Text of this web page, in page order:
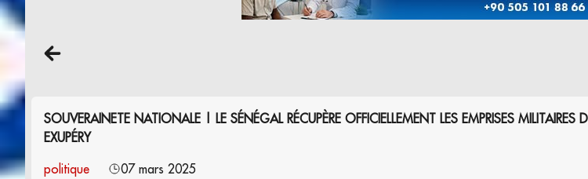
SOUVERAINETE NATIONALE | LE SÉNÉGAL RÉCUPÈRE OFFICIELLEMENT LES EMPRISES MILITAIRES
EXUPÉRY
politique
07 mars 2025